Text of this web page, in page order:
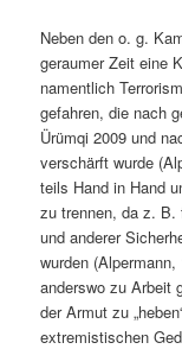
Neben den o. g.
geraumer Zeit eine
namentlich
gefahren, die nach
Ürümqi 2009 und
verschärft wurde
teils Hand in Hand
zu trennen, da z. B.
und anderer
wurden
anderswo zu Arbeit
der Armut zu
extremistischen